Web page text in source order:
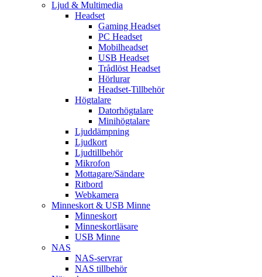
Ljud & Multimedia
Headset
Gaming Headset
PC Headset
Mobilheadset
USB Headset
Trådlöst Headset
Hörlurar
Headset-Tillbehör
Högtalare
Datorhögtalare
Minihögtalare
Ljuddämpning
Ljudkort
Ljudtillbehör
Mikrofon
Mottagare/Sändare
Ritbord
Webkamera
Minneskort & USB Minne
Minneskort
Minneskortläsare
USB Minne
NAS
NAS-servrar
NAS tillbehör